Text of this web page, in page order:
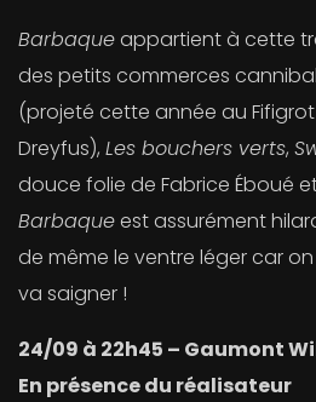
Barbaqueappartient à cette
des petits commerces
(projeté cette année au
Dreyfus), Les bouchers verts,
douce folie de Fabrice Éboué
Barbaqueest assurément
de même le ventre léger car
va saigner !
24/09 à 22h45 – Gaumont
En présence du réalisateur